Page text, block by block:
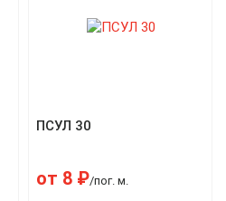
ПСУЛ 30
от 8 ₽/пог. м.